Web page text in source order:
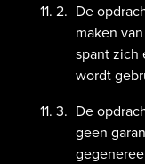
De
maken
spant zich
wordt
De
geen